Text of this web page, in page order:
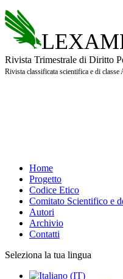
Rivista Trimestrale di Diritto
Rivista classificata scientifica e di
Home
Progetto
Codice Etico
Comitato Scientifico e
Autori
Archivio
Contatti
Seleziona la tua lingua